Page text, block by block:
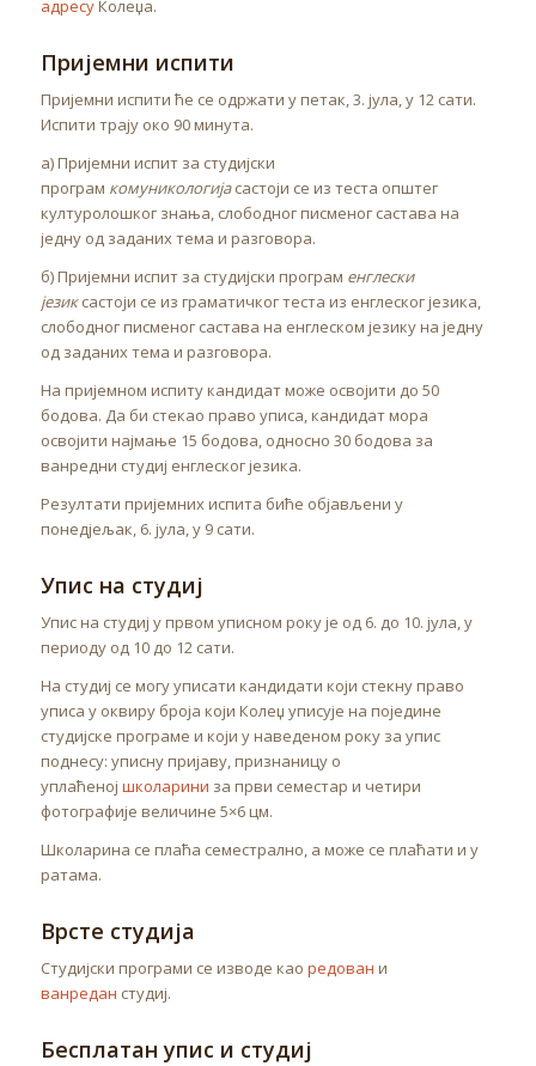
адресуКолеџа.
Пријемни испити
Пријемни испити ће се одржати у петак, 3. јула, у 12 сати.
Испити трају око 90 минута.
а) Пријемни испит за студијски
програм комуникологијасастоји се из теста општег
културолошког знања, слободног писменог састава на
једну од заданих тема и разговора.
б) Пријемни испит за студијски програм енглески
језиксастоји се из граматичког теста из енглеског језика,
слободног писменог састава на енглеском језику на једну
од заданих тема и разговора.
На пријемном испиту кандидат може освојити до 50
бодова. Да би стекао право уписа, кандидат мора
освојити најмање 15 бодова, односно 30 бодова за
ванредни студиј енглеског језика.
Резултати пријемних испита биће објављени у
понедјељак, 6. јула, у 9 сати.
Упис на студиј
Упис на студиј у првом уписном року је од 6. до 10. јула, у
периоду од 10 до 12 сати.
На студиј се могу уписати кандидати који стекну право
уписа у оквиру броја који Колеџ уписује на поједине
студијске програме и који у наведеном року за упис
поднесу: уписну пријаву, признаницу о
уплаћеној школарини за први семестар и четири
фотографије величине 5×6 цм.
Школарина се плаћа семестрално, а може се плаћати и у
ратама.
Врсте студија
Студијски програми се изводе као редован и
ванредан студиј.
Бесплатан упис и студиј